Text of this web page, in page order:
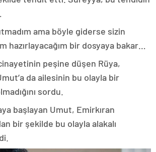
ama böyle giderse sizin
hazırlayacağım bir dosyaya bakar…
peşine düşen Rüya,
da ailesinin bu olayla bir
sordu.
başlayan Umut, Emirkıran
bir şekilde bu olayla alakalı